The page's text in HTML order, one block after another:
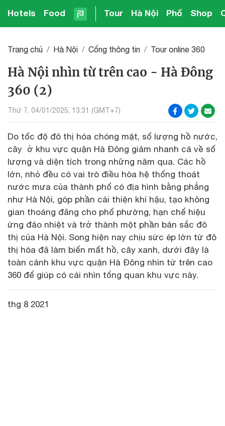
Hotels Food Tour Hà Nội Phố Shop
Trang chủ Hà Nội Cổng thông tin Tour online 360
Hà Nội nhìn từ trên cao - Hà Đông
360 (2)
Thứ 7, 04/01/2025, 13:31 (GMT+7)
Do tốc độ đô thị hóa chóng mặt, số lượng hồ nước,
cây ở khu vực quận Hà Đông giảm nhanh cả về số
lượng và diện tích trong những năm qua. Các hồ
lớn, nhỏ đều có vai trò điều hòa hệ thống thoát
nước mưa của thành phố có địa hình bằng phẳng
như Hà Nội, góp phần cải thiện khí hậu, tạo không
gian thoáng đãng cho phố phường, hạn chế hiệu
ứng đảo nhiệt và trở thành một phần bản sắc đô
thị của Hà Nội. Song hiện nay chịu sức ép lớn từ đô
thị hóa đã làm biến mất hồ, cây xanh, dưới đây là
toàn cảnh khu vực quận Hà Đông nhìn từ trên cao
360 để giúp có cái nhìn tổng quan khu vực này.
thg 8 2021